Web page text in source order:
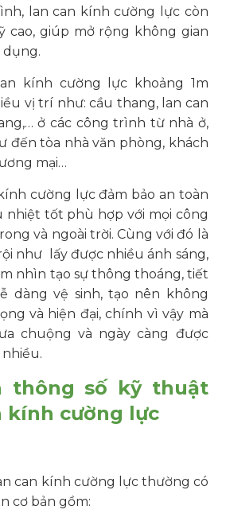
lan can kính cường lực còn
cao, giúp mở rộng không gian
kính cường lực khoảng 1m
vị trí như: cầu thang, lan can
ở các công trình từ nhà ở,
đến tòa nhà văn phòng, khách
mại…
cường lực đảm bảo an toàn
nhiệt tốt phù hợp với mọi công
và ngoài trời. Cùng với đó là
như lấy được nhiều ánh sáng,
nhìn tạo sự thông thoáng, tiết
dàng vệ sinh, tạo nên không
và hiện đại, chính vì vậy mà
chuộng và ngày càng được
thông số kỹ thuật
kính cường lực
can kính cường lực thường có
cơ bản gồm: